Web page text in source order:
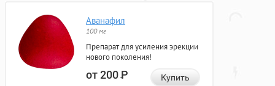
Аванафил
100 мг
Препарат для усиления эрекции
нового поколения!
от 200Р Купить